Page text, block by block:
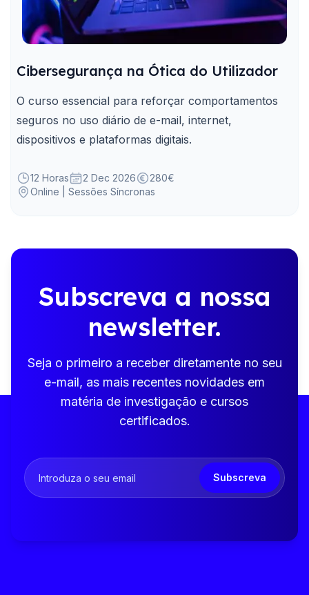
Cibersegurança na Ótica do Utilizador
O curso essencial para reforçar comportamentos
seguros no uso diário de e-mail, internet,
dispositivos e plataformas digitais.
12 Horas 2 Dec 2026
280€
Online | Sessões Síncronas
Subscreva a nossa
newsletter.
Seja o primeiro a receber diretamente no seu
e-mail, as mais recentes novidades em
matéria de investigação e cursos
certificados.
Subscreva